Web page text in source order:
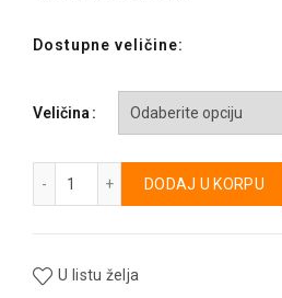
Dostupne veličine:
Veličina
DODAJ U KORPU
Alternative:
U listu želja